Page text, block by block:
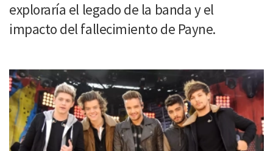
exploraría el legado de la banda y el
impacto del fallecimiento de Payne.